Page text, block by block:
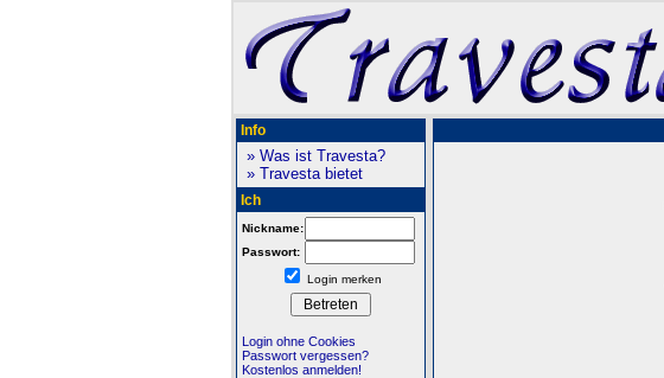
Info
» Was ist Travesta?
» Travesta bietet
Ich
Nickname:
Passwort:
Login merken
Login ohne Cookies
Passwort vergessen?
Kostenlos anmelden!